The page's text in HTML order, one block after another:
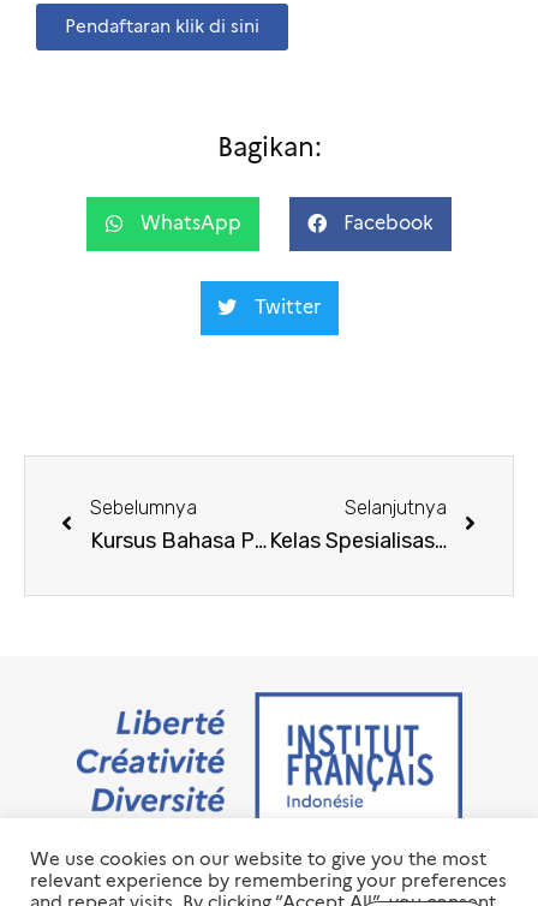
Pendaftaran klik di sini
Bagikan:
WhatsApp Facebook
Twitter
Sebelumnya
Kursus Bahasa Prancis Tatap Muka Periode Januari 2024
Selanjutnya
Kelas Spesialisasi IFI Surabaya – Februari 2024
Jalan M.H. Thamrin No. 20 Jakarta Pusat 10350
+6221 23 55 79 00
We use cookies on our website to give you the most
relevant experience by remembering your preferences